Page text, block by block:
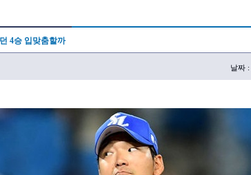
4승 입맞춤할까
날짜 :